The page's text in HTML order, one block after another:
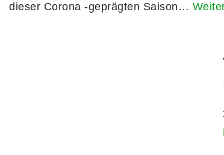
dieser Corona -geprägten Saison…